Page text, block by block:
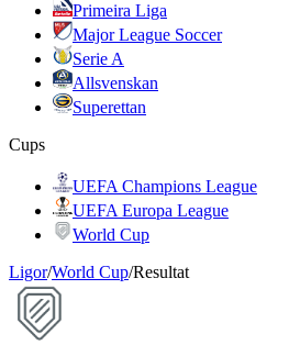
Primeira Liga
Major League Soccer
Serie A
Allsvenskan
Superettan
Cups
UEFA Champions League
UEFA Europa League
World Cup
Ligor/World Cup/Resultat